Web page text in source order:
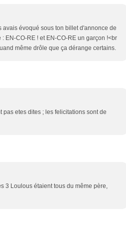
évoqué sous ton billet d'annonce de
EN-CO-RE ! et EN-CO-RE un garçon !<br
même drôle que ça dérange certains.
etes dites ; les felicitations sont de
3 Loulous étaient tous du même père,